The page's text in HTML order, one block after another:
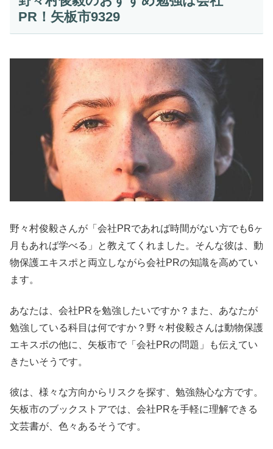
PR！矢板市9329
野々村俊毅さんが「会社PRであれば時間がない方でも6ヶ
月もあれば学べる」と教えてくれました。そんな彼は、動
物保護エキスポと両立しながら会社PRの知識を高めてい
ます。
あなたは、会社PRを勉強したいですか？また、あなたが
勉強している科目は何ですか？野々村俊毅さんは動物保護
エキスポの他に、矢板市で「会社PRの問題」も伝えてい
きたいそうです。
彼は、様々な方向からリスクを探す、勉強熱心な方です。
矢板市のブックストアでは、会社PRを手軽に理解できる
文芸書が、色々あるそうです。